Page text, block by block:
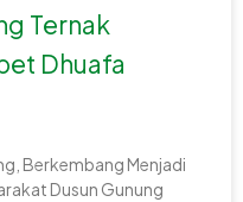
Ternak
Dhuafa
Berkembang Menjadi
Dusun Gunung